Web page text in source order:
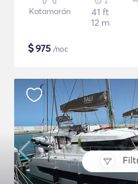
Katamarán
41 ft
12 m
$975 /noc